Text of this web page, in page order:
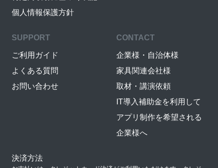
個人情報保護方針
SUPPORT
ご利用ガイド
よくある質問
お問い合わせ
CONTACT
企業様・自治体様
家具関連会社様
取材・講演依頼
IT導入補助金を利用して
アプリ制作を希望される
企業様へ
決済方法